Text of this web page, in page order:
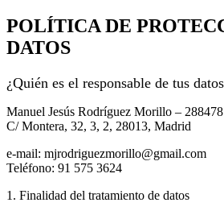
POLÍTICA DE
DATOS
¿Quién es el responsable de tus
Manuel Jesús Rodríguez Morillo –
C/ Montera, 32, 3, 2, 28013, Madrid
e-mail: mjrodriguezmorillo@gmail.com
Teléfono: 91 575 3624
1. Finalidad del tratamiento de datos